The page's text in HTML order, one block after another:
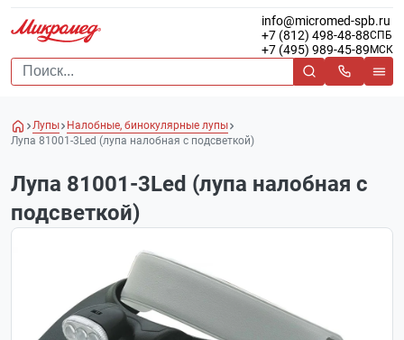
info@micromed-spb.ru
+7 (812) 498-48-88СПБ
+7 (495) 989-45-89 МСК
Лупы
Налобные, бинокулярные лупы
Лупа 81001-3Led (лупа налобная с подсветкой)
Лупа 81001-3Led (лупа налобная с
подсветкой)